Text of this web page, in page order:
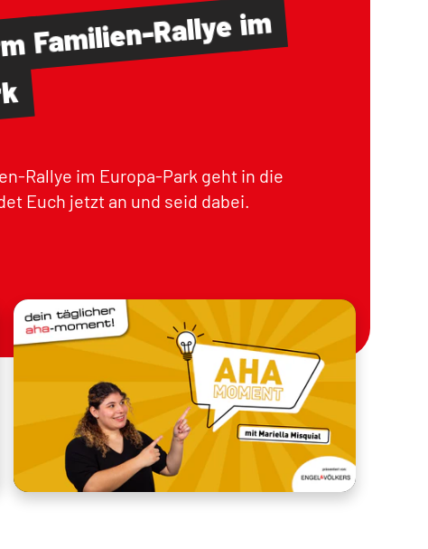
Familien-Rallyeim
Rallye im Europa-Park geht in die
Euch jetzt an und seid dabei.